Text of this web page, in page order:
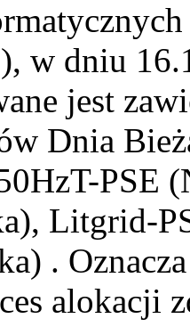
w dniu
jest
Dnia
PSE
Litgrid-
.
alokacji